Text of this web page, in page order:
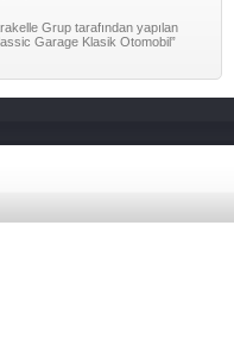
Grup tarafından yapılan
Garage Klasik Otomobil”